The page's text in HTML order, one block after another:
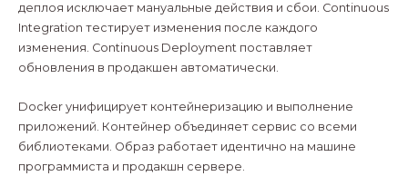
деплоя исключает мануальные действия и сбои. Continuous
Integration тестирует изменения после каждого
изменения. Continuous Deployment поставляет
обновления в продакшен автоматически.
Docker унифицирует контейнеризацию и выполнение
приложений. Контейнер объединяет сервис со всеми
библиотеками. Образ работает идентично на машине
программиста и продакшн сервере.